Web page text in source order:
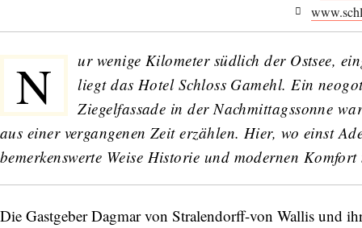
N
ur wenige Kilometer südlich der Ostsee,
liegt das Hotel Schloss Gamehl. Ein
Ziegelfassade in der Nachmittagssonne
aus einer vergangenen Zeit erzählen. Hier, wo einst
bemerkenswerte Weise Historie und modernen
Die Gastgeber Dagmar von Stralendorff-von Wallis und